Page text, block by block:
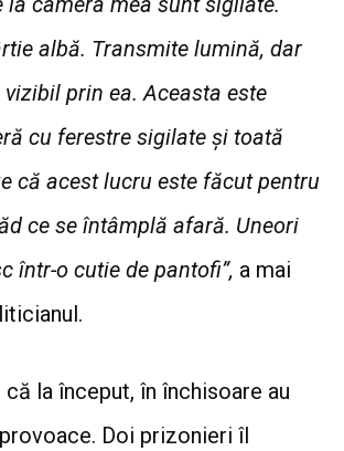
albă. Transmite lumină, dar
prin ea. Aceasta este
cu ferestre sigilate și toată
că acest lucru este făcut pentru
ce se întâmplă afară. Uneori
într-o cutie de pantofi”, a mai
la început, în închisoare au
Doi prizonieri îl